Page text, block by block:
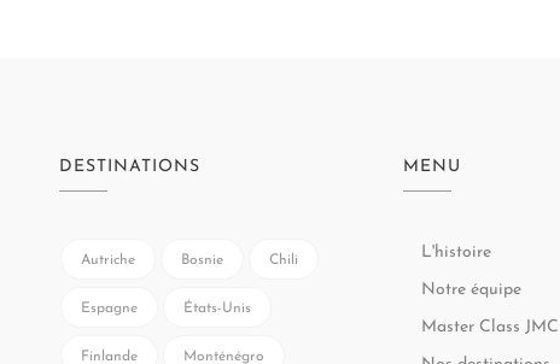
DESTINATIONS
Autriche Bosnie Chili
Espagne États-Unis
Finlande Monténégro
MENU
L'histoire
Notre équipe
Master Class JMC